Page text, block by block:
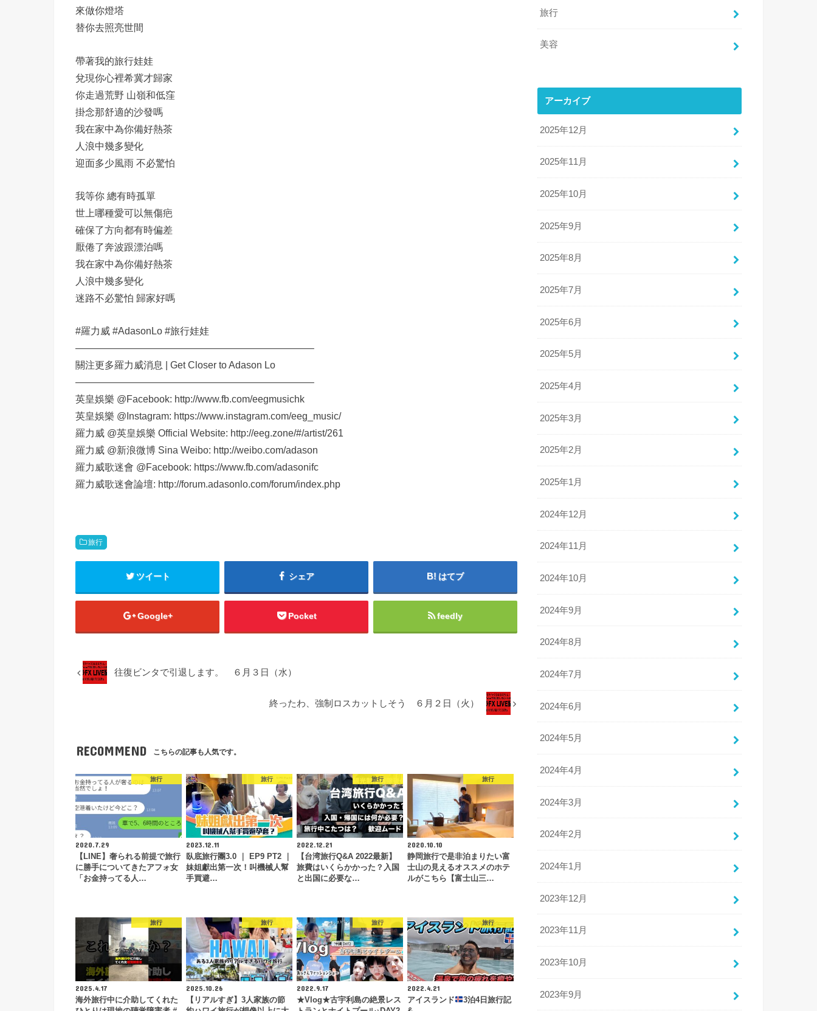
來做你燈塔
替你去照亮世間
帶著我的旅行娃娃
兌現你心裡希冀才歸家
你走過荒野 山嶺和低窪
掛念那舒適的沙發嗎
我在家中為你備好熱茶
人浪中幾多變化
迎面多少風雨 不必驚怕
我等你 總有時孤單
世上哪種愛可以無傷疤
確保了方向都有時偏差
厭倦了奔波跟漂泊嗎
我在家中為你備好熱茶
人浪中幾多變化
迷路不必驚怕 歸家好嗎
#羅力威 #AdasonLo #旅行娃娃
————————————————————————–
關注更多羅力威消息 | Get Closer to Adason Lo
————————————————————————–
英皇娛樂 @Facebook: http://www.fb.com/eegmusichk
英皇娛樂 @Instagram: https://www.instagram.com/eeg_music/
羅力威 @英皇娛樂 Official Website: http://eeg.zone/#/artist/261
羅力威 @新浪微博 Sina Weibo: http://weibo.com/adason
羅力威歌迷會 @Facebook: https://www.fb.com/adasonifc
羅力威歌迷會論壇: http://forum.adasonlo.com/forum/index.php
旅行
ツイート シェア はてブ
Google+ Pocket feedly
往復ビンタで引退します。 ６月３日（水）
終ったわ、強制ロスカットしそう ６月２日（火）
RECOMMEND こちらの記事も人気です。
旅行
2020.7.29
【LINE】奢られる前提で旅行
に勝手についてきたアフォ女
「お金持ってる人…
旅行
2023.12.11
臥底旅行團3.0 ｜ EP9 PT2 ｜
妹姐獻出第一次！叫機械人幫
手買避…
旅行
2022.12.21
【台湾旅行Q&A 2022最新】
旅費はいくらかかった？入国
と出国に必要な…
旅行
2020.10.10
静岡旅行で是非泊まりたい富
士山の見えるオススメのホテ
ルがこちら【富士山三…
旅行
2025.4.17
海外旅行中に介助してくれた
旅行
2025.10.26
【リアルすぎ】3人家族の節
旅行
2022.9.17
★Vlog★古宇利島の絶景レス
旅行
2022.4.21
アイスランド
3泊4日旅行記
旅行
美容
アーカイブ
2025年12月
2025年11月
2025年10月
2025年9月
2025年8月
2025年7月
2025年6月
2025年5月
2025年4月
2025年3月
2025年2月
2025年1月
2024年12月
2024年11月
2024年10月
2024年9月
2024年8月
2024年7月
2024年6月
2024年5月
2024年4月
2024年3月
2024年2月
2024年1月
2023年12月
2023年11月
2023年10月
2023年9月